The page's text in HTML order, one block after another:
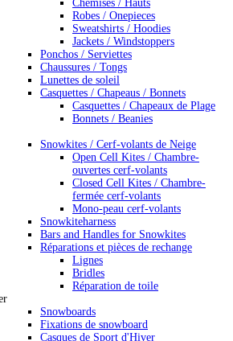
Chemises / Hauts
Robes / Onepieces
Sweatshirts / Hoodies
Jackets / Windstoppers
Ponchos / Serviettes
Chaussures / Tongs
Lunettes de soleil
Casquettes / Chapeaus / Bonnets
Casquettes / Chapeaux de Plage
Bonnets / Beanies
Snowkites / Cerf-volants de Neige
Open Cell Kites / Chambre-
ouvertes cerf-volants
Closed Cell Kites / Chambre-
fermée cerf-volants
Mono-peau cerf-volants
Snowkiteharness
Bars and Handles for Snowkites
Réparations et pièces de rechange
Lignes
Bridles
Réparation de toile
Snowboards
Fixations de snowboard
Casques de Sport d'Hiver